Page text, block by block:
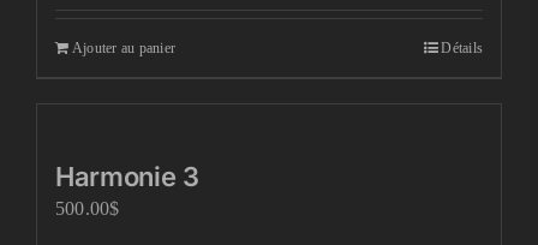
Ajouter au panier Détails
Harmonie 3
500.00$